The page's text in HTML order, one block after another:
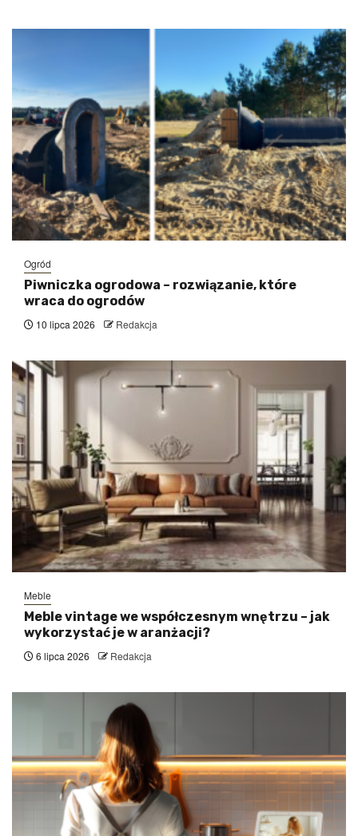
Ogród
Piwniczka ogrodowa – rozwiązanie, które
wraca do ogrodów
10 lipca 2026 Redakcja
Meble
Meble vintage we współczesnym wnętrzu – jak
wykorzystać je w aranżacji?
6 lipca 2026 Redakcja